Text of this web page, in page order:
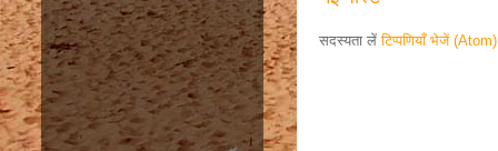
सदस्यता लेंटिप्पणियाँ भेजें (Atom)